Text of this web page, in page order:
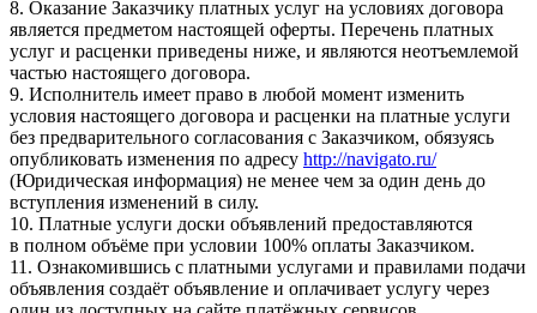
8. Оказание Заказчику платных услуг на условиях договора
является предметом настоящей оферты. Перечень платных
услуг и расценки приведены ниже, и являются неотъемлемой
частью настоящего договора.
9. Исполнитель имеет право в любой момент изменить
условия настоящего договора и расценки на платные услуги
без предварительного согласования с Заказчиком, обязуясь
опубликовать изменения по адресу http://navigato.ru/
(Юридическая информация) не менее чем за один день до
вступления изменений в силу.
10. Платные услуги доски объявлений предоставляются
в полном объёме при условии 100% оплаты Заказчиком.
11. Ознакомившись с платными услугами и правилами подачи
объявления создаёт объявление и оплачивает услугу через